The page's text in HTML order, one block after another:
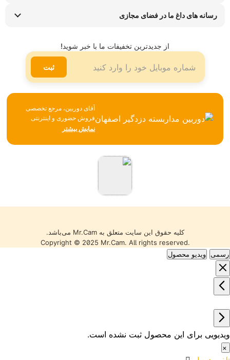
فروشگاه های حضوری
ضمانت هفت روزه وی تم
رسانه های داغ ما در فضای مجازی
لینکدین
از جدیدترین تخفیفات ما با خبر شوید!
ثبت
آقای دوربین، مرجع تخصصی
فروش حضوری و اینترنتی
تجهیزات نظارتی، امنیتی و
تکیه بر تجربه، مشاوره
قیمت مناسب عرضه می‌شوند
نمایش بیشتر
کلیه حقوق این سایت متعلق به Mr.Cam می‌باشد.
Copyright © 2025 Mr.Cam. All rights reserved.
رسمی
ویدیو محصول
ویدیویی برای این محصول ثبت نشده است.
×